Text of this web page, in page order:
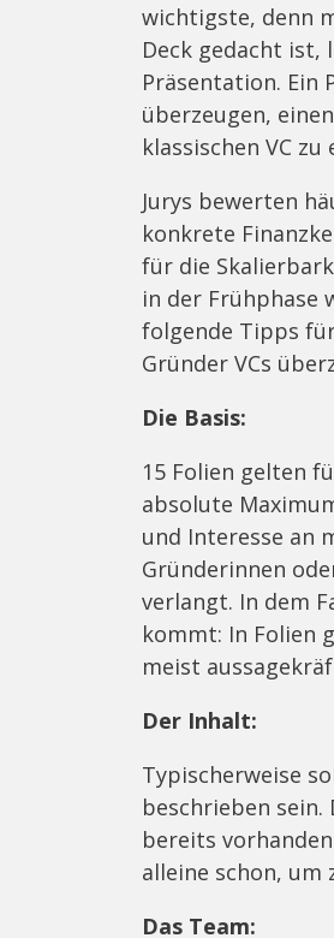
wichtigste, denn
Deck gedacht ist,
Präsentation. Ein
überzeugen,
klassischen VC zu
Jurys bewerten
konkrete
für die
in der Frühphase
folgende Tipps
Gründer VCs
Die Basis:
15 Folien gelten
absolute
und Interesse an
Gründerinnen
verlangt. In dem
kommt: In Folien
meist
Der Inhalt:
Typischerweise
beschrieben
bereits
alleine schon,
Das Team: